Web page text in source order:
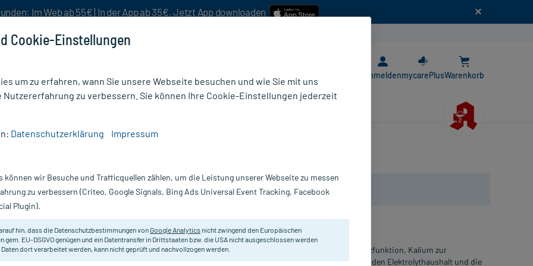
Im Web ab 55€ | In der App ab 35€. Jetzt App downloaden
AnmeldenmycarePlusWarenkorb
Nur für kurze Zeit:Gratis-Versand* ab 19€ Mindestbestellwert!
2X180 St Tromcardin
Nahrungsergänzungsmittel mit Vitamin B1 für eine gesunde Herzfunktion, Kalium zur
Unterstützung eines normalen Blutdrucks sowie Magnesium für den Elektrolythaushalt und die
Cookie-Einstellungen
um zu erfahren, wann Sie unsere Webseite besuchen und wie Sie mit uns
Nutzererfahrung zu verbessern. Sie können Ihre Cookie-Einstellungen jederzeit
Datenschutzerklärung Impressum
können wir Besuche und Trafficquellen zählen, um die Leistung unserer Webseite zu messen
zu verbessern (Criteo, Google Signals, Bing Ads Universal Event Tracking, Facebook
Plugin).
hin, dass die Datenschutzbestimmungen vonGoogle Analytics nicht zwingend den Europäischen
gem. EU-DSGVO genügen und ein Datentransfer in Drittstaaten bzw. die USA nicht ausgeschlossen werden
Daten dort verarbeitet werden, kann nicht geprüft und nachvollzogen werden.